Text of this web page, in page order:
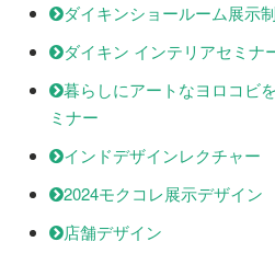
ダイキンショールーム展示
ダイキン インテリアセミナ
暮らしにアートなヨロコビ
ミナー
インドデザインレクチャー
2024モクコレ展示デザイン
店舗デザイン